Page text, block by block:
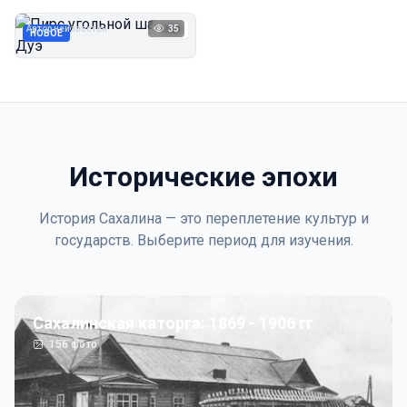
НОВОЕ 1923
Автор неизвестен 35
Исторические эпохи
История Сахалина — это переплетение культур и
государств. Выберите период для изучения.
Сахалинская каторга: 1869 - 1906 гг
156фото